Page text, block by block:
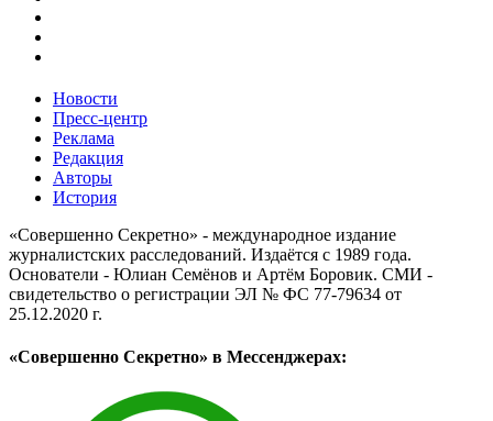
Новости
Пресс-центр
Реклама
Редакция
Авторы
История
«Совершенно Секретно» - международное издание
журналистских расследований. Издаётся с 1989 года.
Основатели - Юлиан Семёнов и Артём Боровик. CМИ -
свидетельство о регистрации ЭЛ № ФС 77-79634 от
25.12.2020 г.
«Совершенно Секретно» в Мессенджерах: